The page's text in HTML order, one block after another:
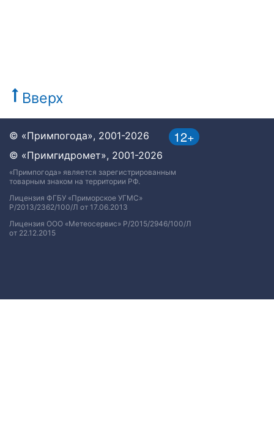
Вверх
12+
© «Примпогода», 2001-2026
© «Примгидромет», 2001-2026
«Примпогода» является зарегистрированным
товарным знаком на территории РФ.
Лицензия ФГБУ «Приморское УГМС»
Р/2013/2362/100/Л от 17.06.2013
Лицензия ООО «Метеосервис» Р/2015/2946/100/Л
от 22.12.2015